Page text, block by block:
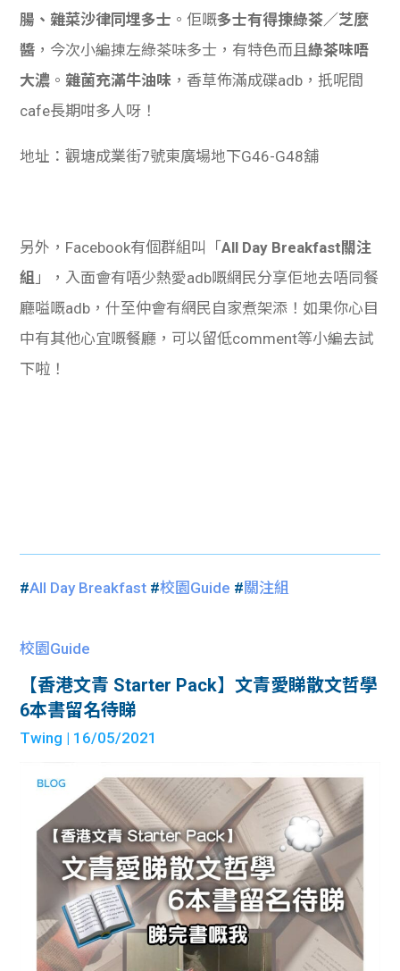
腸、雜菜沙律同埋多士 。佢嘅多士有得揀綠茶／芝麼
醬 ，今次小編揀左綠茶味多士，有特色而且綠茶味唔
大濃 。 雜菌充滿牛油味 ，香草佈滿成碟adb，扺呢間
cafe長期咁多人呀！
地址：觀塘成業街7號東廣場地下G46-G48舖
另外，Facebook有個群組叫「All Day Breakfast關注
組 」，入面會有唔少熱愛adb嘅網民分享佢地去唔同餐
廳嗌嘅adb，什至仲會有網民自家煮架添！如果你心目
中有其他心宜嘅餐廳，可以留低comment等小編去試
下啦！
#All Day Breakfast #校園Guide # 關注組
校園Guide
【香港文青 Starter Pack】文青愛睇散文哲學
6本書留名待睇
Twing | 16/05/2021